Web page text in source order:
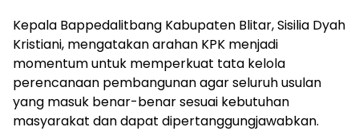
Kepala Bappedalitbang Kabupaten Blitar, Sisilia Dyah
Kristiani, mengatakan arahan KPK menjadi
momentum untuk memperkuat tata kelola
perencanaan pembangunan agar seluruh usulan
yang masuk benar-benar sesuai kebutuhan
masyarakat dan dapat dipertanggungjawabkan.